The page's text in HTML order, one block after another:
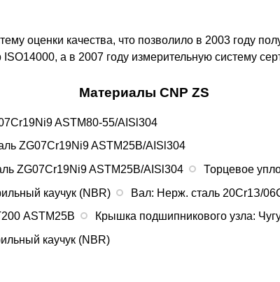
оценки качества, что позволило в 2003 году
а в 2007 году измерительную систему
Материалы CNP ZS
ASTM80-55/AISl304
ZG07Cr19Ni9 ASTM25B/AISl304
ZG07Cr19Ni9 ASTM25B/AISl304
Торцевое
каучук (NBR)
Вал: Нерж. сталь 20Сr1З/
ASTM25B
Крышка подшипникового узла:
каучук (NBR)